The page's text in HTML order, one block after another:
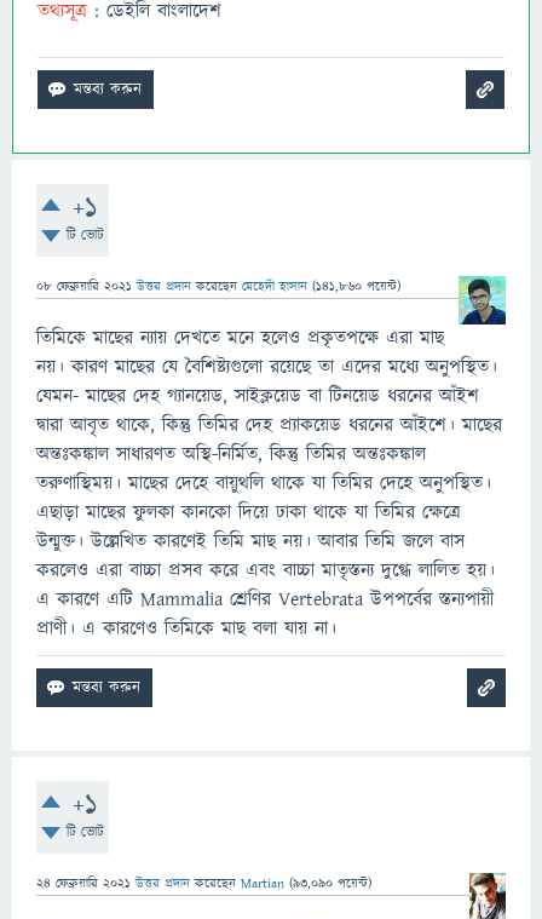
তথ্যসূত্র : ডেইলি বাংলাদেশ
+1
টি ভোট
08 ফেব্রুয়ারি 2021 উত্তর প্রদান করেছেন মেহেদী হাসান (141,860 পয়েন্ট)
তিমিকে মাছের ন্যায় দেখতে মনে হলেও প্রকৃতপক্ষে এরা মাছ
নয়। কারণ মাছের যে বৈশিষ্ট্যগুলাে রয়েছে তা এদের মধ্যে অনুপস্থিত।
যেমন- মাছের দেহ গ্যানয়েড, সাইক্লয়েড বা টিনয়েড ধরনের আঁইশ
দ্বারা আবৃত থাকে, কিন্তু তিমির দেহ প্র্যাকয়েড ধরনের আঁইশে। মাছের
অন্তঃকঙ্কাল সাধারণত অস্থি-নির্মিত, কিন্তু তিমির অন্তঃকঙ্কাল
তরুণাস্থিময়। মাছের দেহে বায়ুথলি থাকে যা তিমির দেহে অনুপস্থিত।
এছাড়া মাছের ফুলকা কানকো দিয়ে ঢাকা থাকে যা তিমির ক্ষেত্রে
উন্মুক্ত। উল্লেখিত কারণেই তিমি মাছ নয়। আবার তিমি জলে বাস
করলেও এরা বাচ্চা প্রসব করে এবং বাচ্চা মাতৃস্তন্য দুগ্ধে লালিত হয়।
এ কারণে এটি Mammalia শ্রেণির Vertebrata উপপর্বের স্তন্যপায়ী
প্রাণী। এ কারণেও তিমিকে মাছ বলা যায় না।
+1
টি ভোট
24 ফেব্রুয়ারি 2021 উত্তর প্রদান করেছেন Martian (93,090 পয়েন্ট)